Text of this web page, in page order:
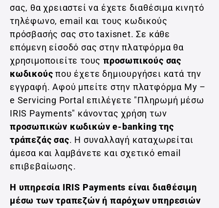
σας, θα χρειαστεί να έχετε διαθέσιμα κινητό
τηλέφωνο, email και τους κωδικούς
πρόσβασής σας στο taxisnet. Σε κάθε
επόμενη είσοδό σας στην πλατφόρμα θα
χρησιμοποιείτε τουςπροσωπικούς σας
κωδικούς που έχετε δημιουργήσει κατά την
εγγραφή. Αφού μπείτε στην πλατφόρμα My –
e Servicing Portal επιλέγετε "Πληρωμή μέσω
IRIS Payments" κάνοντας χρήση των
προσωπικών κωδικών e-banking της
τράπεζάς σας. Η συναλλαγή καταχωρείται
άμεσα και λαμβάνετε και σχετικό email
επιβεβαίωσης.
Η υπηρεσία IRIS Payments είναι διαθέσιμη
μέσω των τραπεζών ή παρόχων υπηρεσιών